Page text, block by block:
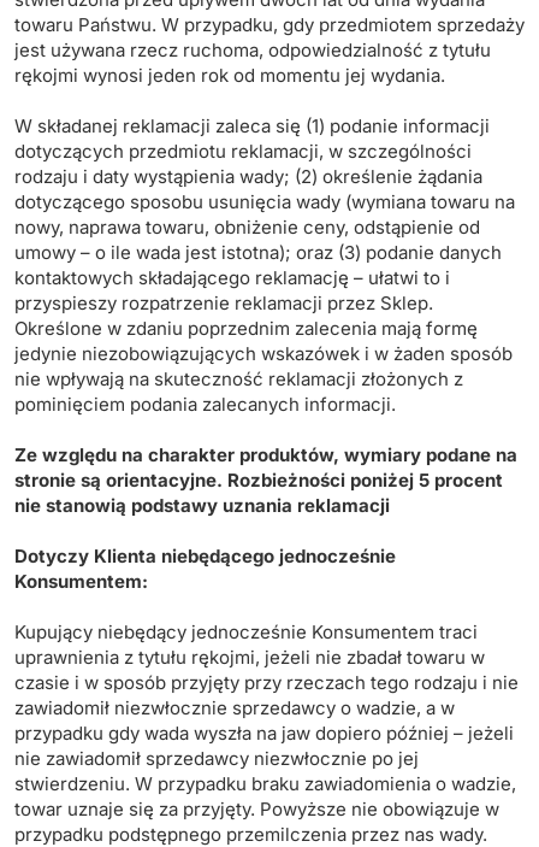
towaru Państwu. W przypadku, gdy przedmiotem sprzedaży
jest używana rzecz ruchoma, odpowiedzialność z tytułu
rękojmi wynosi jeden rok od momentu jej wydania.
W składanej reklamacji zaleca się (1) podanie informacji
dotyczących przedmiotu reklamacji, w szczególności
rodzaju i daty wystąpienia wady; (2) określenie żądania
dotyczącego sposobu usunięcia wady (wymiana towaru na
nowy, naprawa towaru, obniżenie ceny, odstąpienie od
umowy – o ile wada jest istotna); oraz (3) podanie danych
kontaktowych składającego reklamację – ułatwi to i
przyspieszy rozpatrzenie reklamacji przez Sklep.
Określone w zdaniu poprzednim zalecenia mają formę
jedynie niezobowiązujących wskazówek i w żaden sposób
nie wpływają na skuteczność reklamacji złożonych z
pominięciem podania zalecanych informacji.
Ze względu na charakter produktów, wymiary podane na
stronie są orientacyjne. Rozbieżności poniżej 5 procent
nie stanowią podstawy uznania reklamacji
Dotyczy Klienta niebędącego jednocześnie
Konsumentem:
Kupujący niebędący jednocześnie Konsumentem traci
uprawnienia z tytułu rękojmi, jeżeli nie zbadał towaru w
czasie i w sposób przyjęty przy rzeczach tego rodzaju i nie
zawiadomił niezwłocznie sprzedawcy o wadzie, a w
przypadku gdy wada wyszła na jaw dopiero później – jeżeli
nie zawiadomił sprzedawcy niezwłocznie po jej
stwierdzeniu. W przypadku braku zawiadomienia o wadzie,
towar uznaje się za przyjęty. Powyższe nie obowiązuje w
przypadku podstępnego przemilczenia przez nas wady.